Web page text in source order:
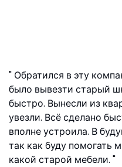
Обратился в эту
было вывезти старый
быстро. Вынесли из
увезли. Всё сделано
вполне устроила. В
так как буду помогать
какой старой мебели.